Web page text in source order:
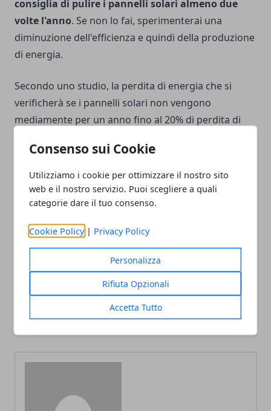
Consenso sui Cookie
Utilizziamo i cookie per ottimizzare il nostro sito
web e il nostro servizio. Puoi scegliere a quali
categorie dare il tuo consenso.
Cookie Policy | Privacy Policy
Personalizza
Rifiuta Opzionali
Accetta Tutto
consiglia di pulire i pannelli solari almeno due
volte l'anno. Se non lo fai, sperimenterai una
diminuzione dell'efficienza e quindi della produzione
di energia.
Secondo uno studio, la perdita di energia che si
verificherà se i pannelli solari non vengono
mediamente per un anno fino al 20% di perdita di
Cresce la domanda di
metalli non ferrosi per i
pannelli solari
2035, gli Stati Uniti
vogliono essere tutti green